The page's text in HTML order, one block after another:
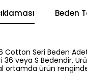
Beden
Cotton Seri Beden
veya S Bedendir,
ortamda ürün